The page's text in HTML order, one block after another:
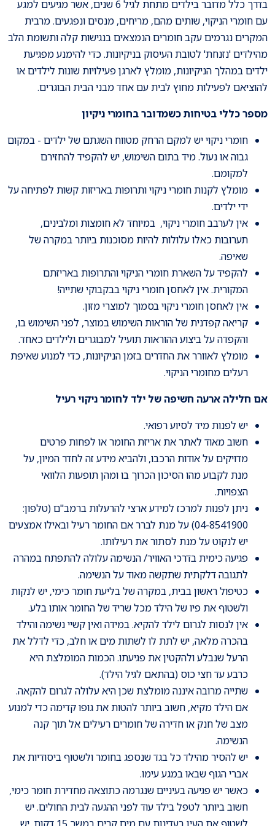
בדרך כלל מדובר בילדים מתחת לגיל 6 שנים, אשר מגיעים למגע
עם חומרי הניקוי, שותים מהם, מריחים, מנסים ונפגעים. מרבית
המקרים נגרמים עקב חומרים הנמצאים בנגישות קלה ותשומת הלב
מהילדים 'נזנחת' לטובת העיסוק בניקיונות. כדי להימנע מפגיעת
ילדים במהלך הניקיונות, מומלץ לארגן פעילויות שונות לילדים או
להוציאם לפעילות מחוץ לבית עם אחד מבני הבית הבוגרים.
מספר כללי בטיחות כשמדובר בחומרי ניקיון
חומרי ניקוי יש למקם הרחק מטווח השגתם של ילדים - במקום
גבוה או נעול. מיד בתום השימוש, יש להקפיד להחזירם
למקומם.
מומלץ לקנות חומרי ניקוי ותרופות באריזות קשות לפתיחה על
ידי ילדים.
אין לערבב חומרי ניקוי, במיוחד לא חומצות ומלבינים,
תערובות כאלו עלולות להיות מסוכנות ביותר במקרה של
שאיפה.
להקפיד על השארת חומרי הניקוי והתרופות באריזתם
המקורית. אין לאחסן חומרי ניקוי בבקבוקי שתייה!
אין לאחסן חומרי ניקוי בסמוך למוצרי מזון.
קריאה קפדנית של הוראות השימוש במוצר, לפני השימוש בו,
והקפדה על ביצוע ההוראות תועיל למבוגרים ולילדים כאחד.
מומלץ לאוורר את החדרים בזמן הניקיונות, כדי למנוע שאיפת
רעלים מחומרי הניקוי.
אם חלילה ארעה חשיפה של ילד לחומר ניקוי רעיל
יש לפנות מיד לסיוע רפואי.
חשוב מאוד לאתר את אריזת החומר או לפחות פרטים
מדויקים על אודות הרכבו, ולהביא מידע זה לחדר המיון, על
מנת לקבוע מהו הסיכון הכרוך בו ומהן תופעות הלוואי
הצפויות.
ניתן לפנות למרכז למידע ארצי להרעלות ברמב"ם (טלפון:
04-8541900) על מנת לברר אם החומר רעיל ובאילו אמצעים
יש לנקוט על מנת לסתור את רעילותו.
פגיעה כימית בדרכי האוויר/ הנשימה עלולה להתפתח במהרה
לתגובה דלקתית שתקשה מאוד על הנשימה.
כטיפול ראשון בבית, במקרה של בליעת חומר כימי, יש לנקות
ולשטוף את פיו של הילד מכל שריד של החומר אותו בלע.
אין לנסות לגרום לילד להקיא. במידה ואין קשיי נשימה והילד
בהכרה מלאה, יש לתת לו לשתות מים או חלב, כדי לדלל את
הרעל שנבלע ולהקטין את פגיעתו. הכמות המומלצת היא
כרבע עד חצי כוס (בהתאם לגיל הילד).
שתייה מרובה איננה מומלצת שכן היא עלולה לגרום להקאה.
אם הילד מקיא, חשוב ביותר להטות את גופו קדימה כדי למנוע
מצב של חנק או חדירה של חומרים רעילים אל תוך קנה
הנשימה.
יש להסיר מהילד כל בגד שנספג בחומר ולשטוף ביסודיות את
אברי הגוף שבאו במגע עימו.
כאשר יש פגיעה בעיניים שנגרמה כתוצאה מחדירת חומר כימי,
חשוב ביותר לטפל בילד עוד לפני ההגעה לבית החולים. יש